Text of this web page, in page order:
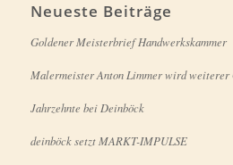
Neueste Beiträge
Goldener Meisterbrief Handwerkskammer
Malermeister Anton Limmer wird weiterer
Jahrzehnte bei Deinböck
deinböck setzt MARKT-IMPULSE